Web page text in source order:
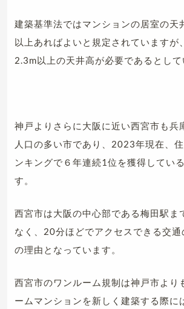
建築基準法ではマンションの居室の天
以上あればよいと規定されていますが
2.3m以上の天井高が必要であるとして
神戸よりさらに大阪に近い西宮市も兵
人口の多い市であり、2023年現在、
ンキングで６年連続1位を獲得してい
す。
西宮市は大阪の中心部である梅田駅ま
なく、20分ほどでアクセスできる交
の理由となっています。
西宮市のワンルーム規制は神戸市より
ームマンションを新しく建築する際に